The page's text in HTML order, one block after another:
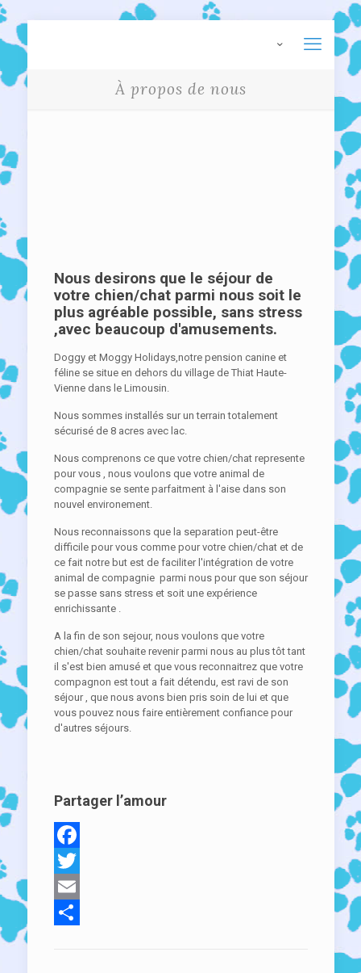
À propos de nous
Nous desirons que le séjour de
votre chien/chat parmi nous soit le
plus agréable possible, sans stress
,avec beaucoup d'amusements.
Doggy et Moggy Holidays,notre pension canine et
féline se situe en dehors du village de Thiat Haute-
Vienne dans le Limousin.
Nous sommes installés sur un terrain totalement
sécurisé de 8 acres avec lac.
Nous comprenons ce que votre chien/chat represente
pour vous , nous voulons que votre animal de
compagnie se sente parfaitment à l'aise dans son
nouvel environement.
Nous reconnaissons que la separation peut-être
difficile pour vous comme pour votre chien/chat et de
ce fait notre but est de faciliter l'intégration de votre
animal de compagnie parmi nous pour que son séjour
se passe sans stress et soit une expérience
enrichissante .
A la fin de son sejour, nous voulons que votre
chien/chat souhaite revenir parmi nous au plus tôt tant
il s'est bien amusé et que vous reconnaitrez que votre
compagnon est tout a fait détendu, est ravi de son
séjour , que nous avons bien pris soin de lui et que
vous pouvez nous faire entièrement confiance pour
d'autres séjours.
Partager l’amour
Facebook
Twitter
Email